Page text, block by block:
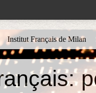
Institut Français de Milan